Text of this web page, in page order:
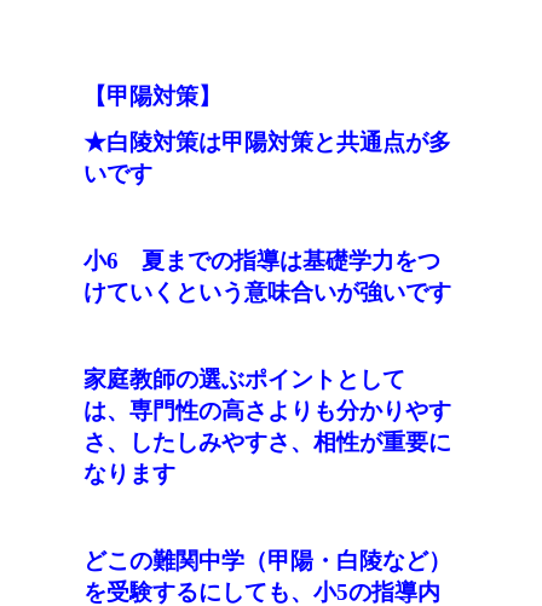
【甲陽対策】
★白陵対策は甲陽対策と共通点が多
いです
小6 夏までの指導は基礎学力をつ
けていくという意味合いが強いです
家庭教師の選ぶポイントとして
は、 専門性の高さよりも分かりやす
さ、したしみやすさ、相性が重要に
なります
どこの難関中学（甲陽・白陵など）
を受験するにしても、小5の指導内